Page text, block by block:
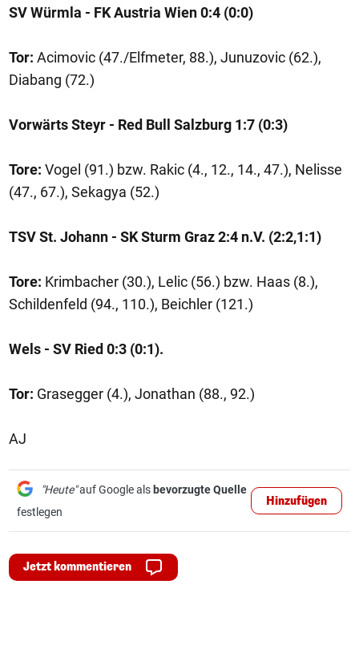
SV Würmla - FK Austria Wien 0:4 (0:0)
Tor: Acimovic (47./Elfmeter, 88.), Junuzovic (62.),
Diabang (72.)
Vorwärts Steyr - Red Bull Salzburg 1:7 (0:3)
Tore: Vogel (91.) bzw. Rakic (4., 12., 14., 47.), Nelisse
(47., 67.), Sekagya (52.)
TSV St. Johann - SK Sturm Graz 2:4 n.V. (2:2,1:1)
Tore: Krimbacher (30.), Lelic (56.) bzw. Haas (8.),
Schildenfeld (94., 110.), Beichler (121.)
Wels - SV Ried 0:3 (0:1).
Tor: Grasegger (4.), Jonathan (88., 92.)
AJ
"Heute"auf Google als bevorzugte Quelle
festlegen
Hinzufügen
Jetzt kommentieren